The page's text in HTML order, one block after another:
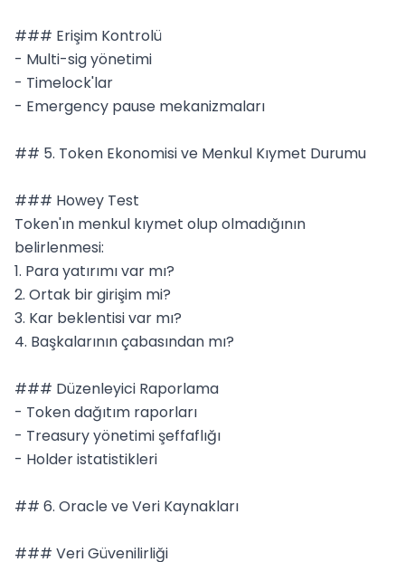
### Erişim Kontrolü
- Multi-sig yönetimi
- Timelock'lar
- Emergency pause mekanizmaları
## 5. Token Ekonomisi ve Menkul Kıymet Durumu
### Howey Test
Token'ın menkul kıymet olup olmadığının
belirlenmesi:
1. Para yatırımı var mı?
2. Ortak bir girişim mi?
3. Kar beklentisi var mı?
4. Başkalarının çabasından mı?
### Düzenleyici Raporlama
- Token dağıtım raporları
- Treasury yönetimi şeffaflığı
- Holder istatistikleri
## 6. Oracle ve Veri Kaynakları
### Veri Güvenilirliği